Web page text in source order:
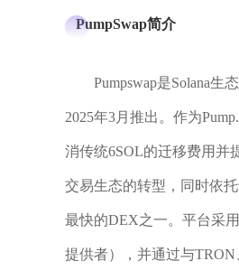
PumpSwap简介
Pumpswap是Solana
2025年3月推出。作为
消传统6SOL的迁移费用并
交易生态的转型，同时依
最快的DEX之一。平台采
提供者），并通过与TRON